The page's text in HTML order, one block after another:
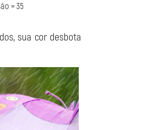
= 35
sua cor desbota